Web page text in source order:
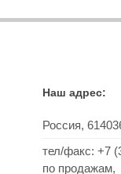
Наш адрес:
Россия,
тел/факс: +7
по продажам,